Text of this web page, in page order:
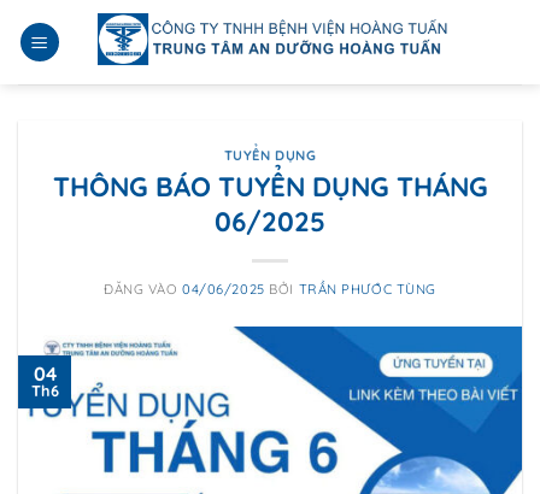
qua
TUYỂN DỤNG
THÔNG BÁO TUYỂN DỤNG THÁNG
06/2025
ĐĂNG VÀO04/06/2025 BỞI TRẦN PHƯỚC TÙNG
04
Th6